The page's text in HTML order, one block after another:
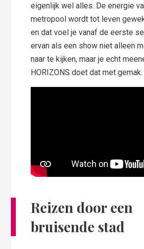
eigenlijk wel alles. De energie
metropool wordt tot leven
en dat voel je vanaf de eerste
ervan als een show niet alleen
naar te kijken, maar je echt
HORIZONS doet dat met gemak.
Reizen door een
bruisende stad